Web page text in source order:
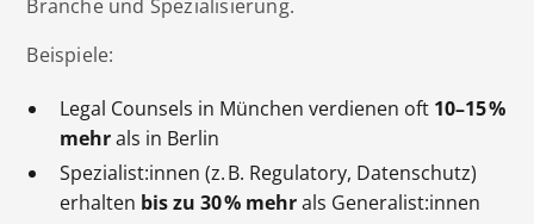
Branche und Spezialisierung.
Beispiele:
Legal Counsels in München verdienen oft 10–15 %
mehrals in Berlin
Spezialist:innen (z. B. Regulatory, Datenschutz)
erhalten bis zu 30 % mehrals Generalist:innen